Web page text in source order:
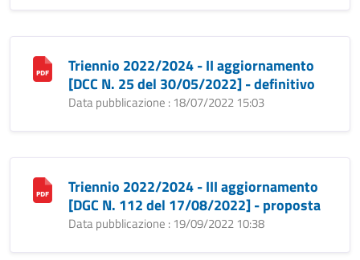
Triennio 2022/2024 - II aggiornamento
[DCC N. 25 del 30/05/2022] - definitivo
Data pubblicazione : 18/07/2022 15:03
Triennio 2022/2024 - III aggiornamento
[DGC N. 112 del 17/08/2022] - proposta
Data pubblicazione : 19/09/2022 10:38